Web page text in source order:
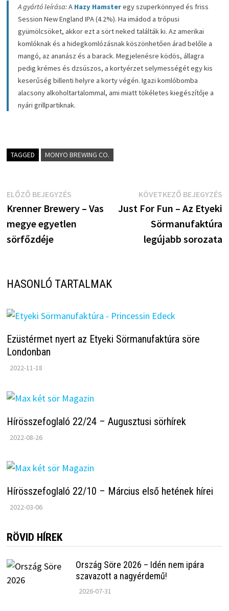
A gyártó leírása:A Hazy Hamsteregy szuperkönnyed és friss
Session New England IPA (4.2%). Ha imádod a trópusi
gyümölcsöket, akkor ezt a sört neked találták ki. Az amerikai
komlóknak és a hidegkomlózásnak köszönhetően árad belőle a
mangó, az ananász és a barack. Megjelenésre ködös, állagra
pedig krémes és dzsúszos, a kortyérzet selymességét egy kis
keserűség billenti helyre a korty végén. Igazi komlóbomba
alacsony alkoholtartalommal, ami miatt tökéletes kiegészítője a
nyári grillpartiknak.
TAGGED MONYO BREWING CO.
Bejegyzés
navigáció
ELŐZŐ BEJEGYZÉSElőző
bejegyzés:
Krenner Brewery – Vas
megye egyetlen
sörfőzdéje
KÖVETKEZŐ BEJEGYZÉS
Just For Fun – Az Etyeki
Sörmanufaktúra
legújabb sorozata
HASONLÓ TARTALMAK
Ezüstérmet nyert az Etyeki Sörmanufaktúra söre
Londonban
2022-11-18
Hírösszefoglaló 22/24 – Augusztusi sörhírek
2022-08-26
Hírösszefoglaló 22/10 – Március első hetének hírei
2022-03-06
RÖVID HÍREK
Ország Söre 2026 – Idén nem ipára
szavazott a nagyérdemű!
2026-07-31